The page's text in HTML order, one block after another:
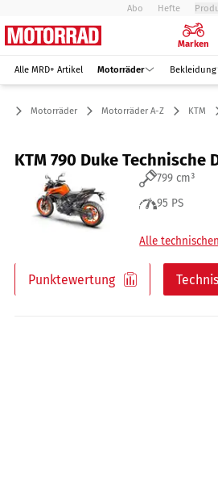
Abo Hefte
Marken
Alle MRD+ Artikel Motorräder Bekleidung
Motorräder Motorräder A-Z KTM
KTM 790 Duke Technische
799 cm³
95 PS
Alle
Punktewertung